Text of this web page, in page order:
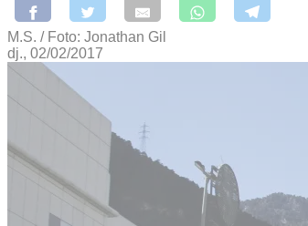
M.S. / Foto: Jonathan Gil
dj., 02/02/2017